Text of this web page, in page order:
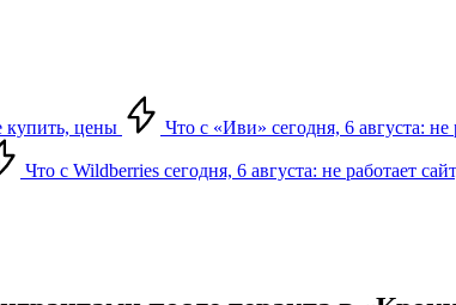
купить, цены Что с «Иви» сегодня, 6 августа:
Что с Wildberries сегодня, 6 августа: не работает